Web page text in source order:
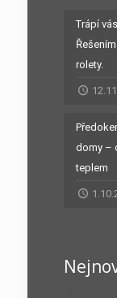
Trápí
rolety.
domy –
teplem